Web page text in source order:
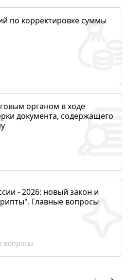
по корректировке суммы
органом в ходе
документа, содержащего
- 2026: новый закон и
Главные вопросы
вопросы